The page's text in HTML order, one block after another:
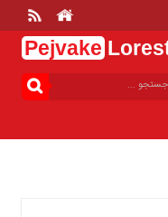
Pejvake